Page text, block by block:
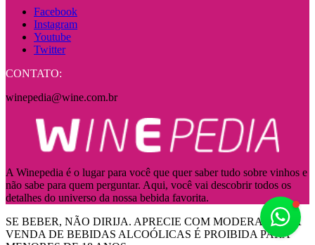
Facebook
Instagram
Youtube
Twitter
CONTATO:
winepedia@wine.com.br
A Winepedia é o lugar para você que quer saber tudo sobre vinhos e
não sabe para quem perguntar. Aqui, você vai descobrir todos os
detalhes do universo da nossa bebida favorita.
SE BEBER, NÃO DIRIJA. APRECIE COM MODERAÇÃO! A
VENDA DE BEBIDAS ALCOÓLICAS É PROIBIDA PARA